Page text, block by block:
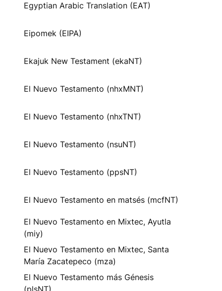
Egyptian Arabic Translation (EAT)
Eipomek (EIPA)
Ekajuk New Testament (ekaNT)
El Nuevo Testamento (nhxMNT)
El Nuevo Testamento (nhxTNT)
El Nuevo Testamento (nsuNT)
El Nuevo Testamento (ppsNT)
El Nuevo Testamento en matsés (mcfNT)
El Nuevo Testamento en Mixtec, Ayutla
(miy)
El Nuevo Testamento en Mixtec, Santa
María Zacatepeco (mza)
El Nuevo Testamento más Génesis
(plsNT)